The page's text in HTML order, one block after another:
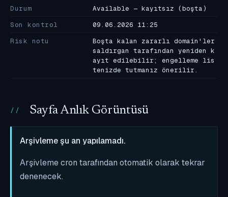
Durum
Available — kayıtsız (boşta)
Son kontrol
09.06.2026 11:25
Risk notu
Boşta kalan zararlı domain'ler
saldırgan tarafından yeniden k
ayıt edilebilir; engelleme lis
tenizde tutmanız önerilir.
Sayfa Anlık Görüntüsü
Arşivleme şu an yapılamadı.
Arşivleme cron tarafından otomatik olarak tekrar
denenecek.